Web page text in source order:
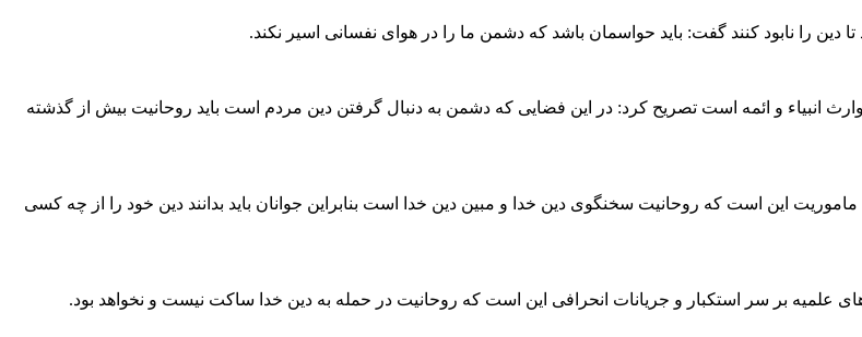
دین را نابود کنند گفت: باید حواسمان باشد که دشمن ما را در هوای نفسانی اسیر نکند.
وارث انبیاء و ائمه است تصریح کرد: در این فضایی که دشمن به دنبال گرفتن دین مردم است باید روحانیت بیش از گذشته
خاطرنشان کرد: نخستین ماموریت این است که روحانیت سخنگوی دین خدا و مبین دین خدا است بنابراین جوانان باید بدانند دین خود را از چه کسی
علمیه بر سر استکبار و جریانات انحرافی این است که روحانیت در حمله به دین خدا ساکت نیست و نخواهد بود.